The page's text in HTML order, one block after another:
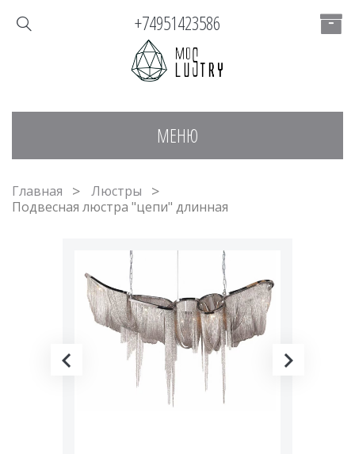
МЕНЮ
+74951423586
Главная
Люстры
Подвесная люстра "цепи" длинная